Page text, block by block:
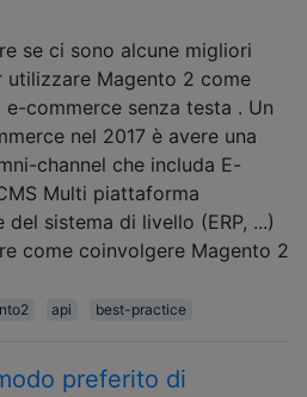
se ci sono alcune migliori
utilizzare Magento 2 come
e-commerce senza testa . Un
nel 2017 è avere una
channel che includa E-
Multi piattaforma
del sistema di livello (ERP, ...)
come coinvolgere Magento 2
api best-practice
preferito di